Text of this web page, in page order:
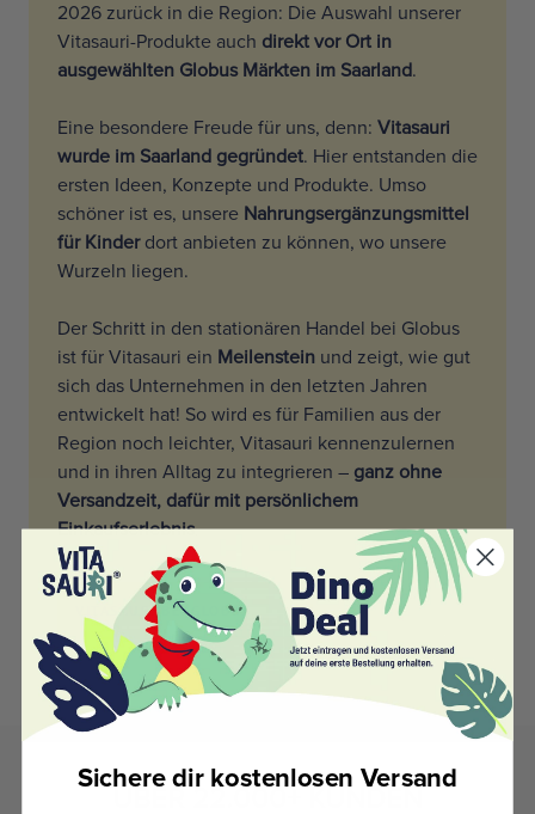
2026 zurück in die Region: Die Auswahl unserer
Vitasauri-Produkte auch direkt vor Ort in
ausgewählten Globus Märkten im Saarland.
Eine besondere Freude für uns, denn: Vitasauri
wurde im Saarland gegründet. Hier entstanden die
ersten Ideen, Konzepte und Produkte. Umso
schöner ist es, unsere Nahrungsergänzungsmittel
für Kinderdort anbieten zu können, wo unsere
Wurzeln liegen.
Der Schritt in den stationären Handel bei Globus
ist für Vitasauri ein Meilenstein und zeigt, wie gut
sich das Unternehmen in den letzten Jahren
entwickelt hat! So wird es für Familien aus der
Region noch leichter, Vitasauri kennenzulernen
und in ihren Alltag zu integrieren – ganz ohne
Versandzeit, dafür mit persönlichem
Einkaufserlebnis.
VITASAURI BEI GLOBUS
Sichere dir kostenlosen Versand